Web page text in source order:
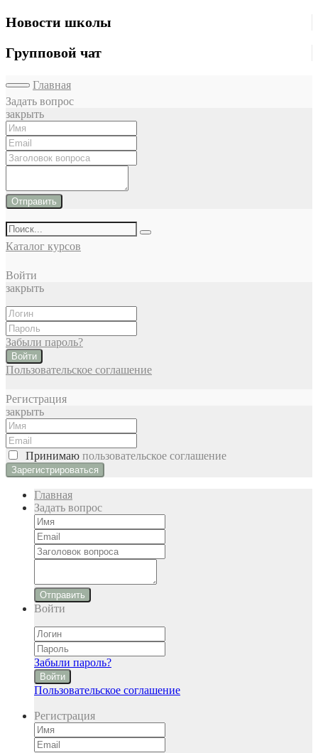
Новости школы
Групповой чат
Главная
Задать вопрос
закрыть
Отправить
Каталог курсов
Войти
закрыть
Забыли пароль?
Войти
Пользовательское соглашение
Регистрация
закрыть
Принимаю пользовательское соглашение
Главная
Задать вопрос
Отправить
Войти
Забыли пароль?
Войти
Пользовательское соглашение
Регистрация